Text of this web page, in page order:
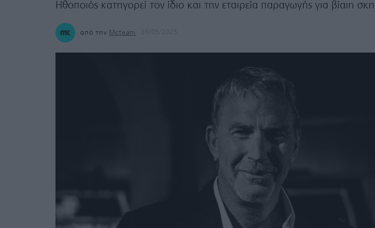
Ηθοποιός κατηγορεί τον ίδιο και την εταιρεία παραγωγής για βίαιη
από την Mcteam